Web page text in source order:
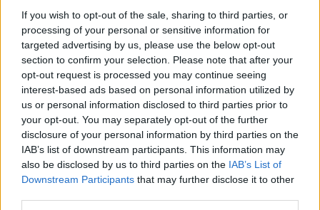
If you wish to opt-out of the sale, sharing to third parties, or
processing of your personal or sensitive information for
targeted advertising by us, please use the below opt-out
section to confirm your selection. Please note that after your
opt-out request is processed you may continue seeing
interest-based ads based on personal information utilized by
us or personal information disclosed to third parties prior to
your opt-out. You may separately opt-out of the further
disclosure of your personal information by third parties on the
IAB’s list of downstream participants. This information may
also be disclosed by us to third parties on the IAB’s List of
Downstream Participants that may further disclose it to other
Notizie in tempo reale?
Entra nel canale telegram di
GalluraOggi.it
Ricevi le nostre ultime news
daGoogle News